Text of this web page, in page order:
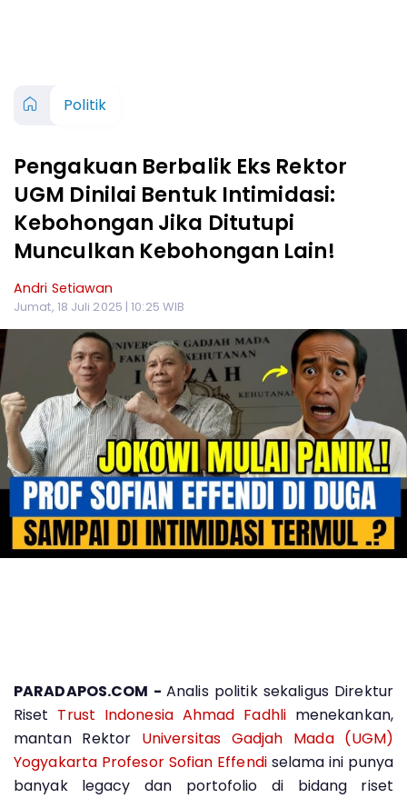
Politik
Pengakuan Berbalik Eks Rektor
UGM Dinilai Bentuk Intimidasi:
Kebohongan Jika Ditutupi
Munculkan Kebohongan Lain!
Andri Setiawan
Jumat, 18 Juli 2025 | 10:25 WIB
PARADAPOS.COM -Analis politik sekaligus Direktur
Riset Trust Indonesia Ahmad Fadhlimenekankan,
mantan Rektor Universitas Gadjah Mada (UGM)
Yogyakarta Profesor Sofian Effendiselama ini punya
banyak legacy dan portofolio di bidang riset